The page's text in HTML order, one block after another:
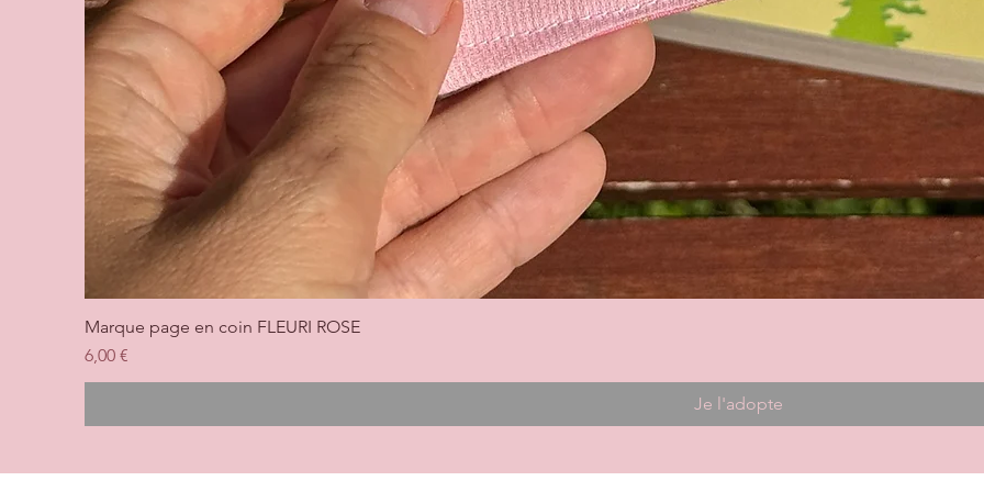
Marque page en coin FLEURI ROSE
Prix
6,00 €
Je l'adopte